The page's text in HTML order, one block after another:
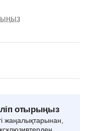
отырыңыз
жаңалықтарынан,